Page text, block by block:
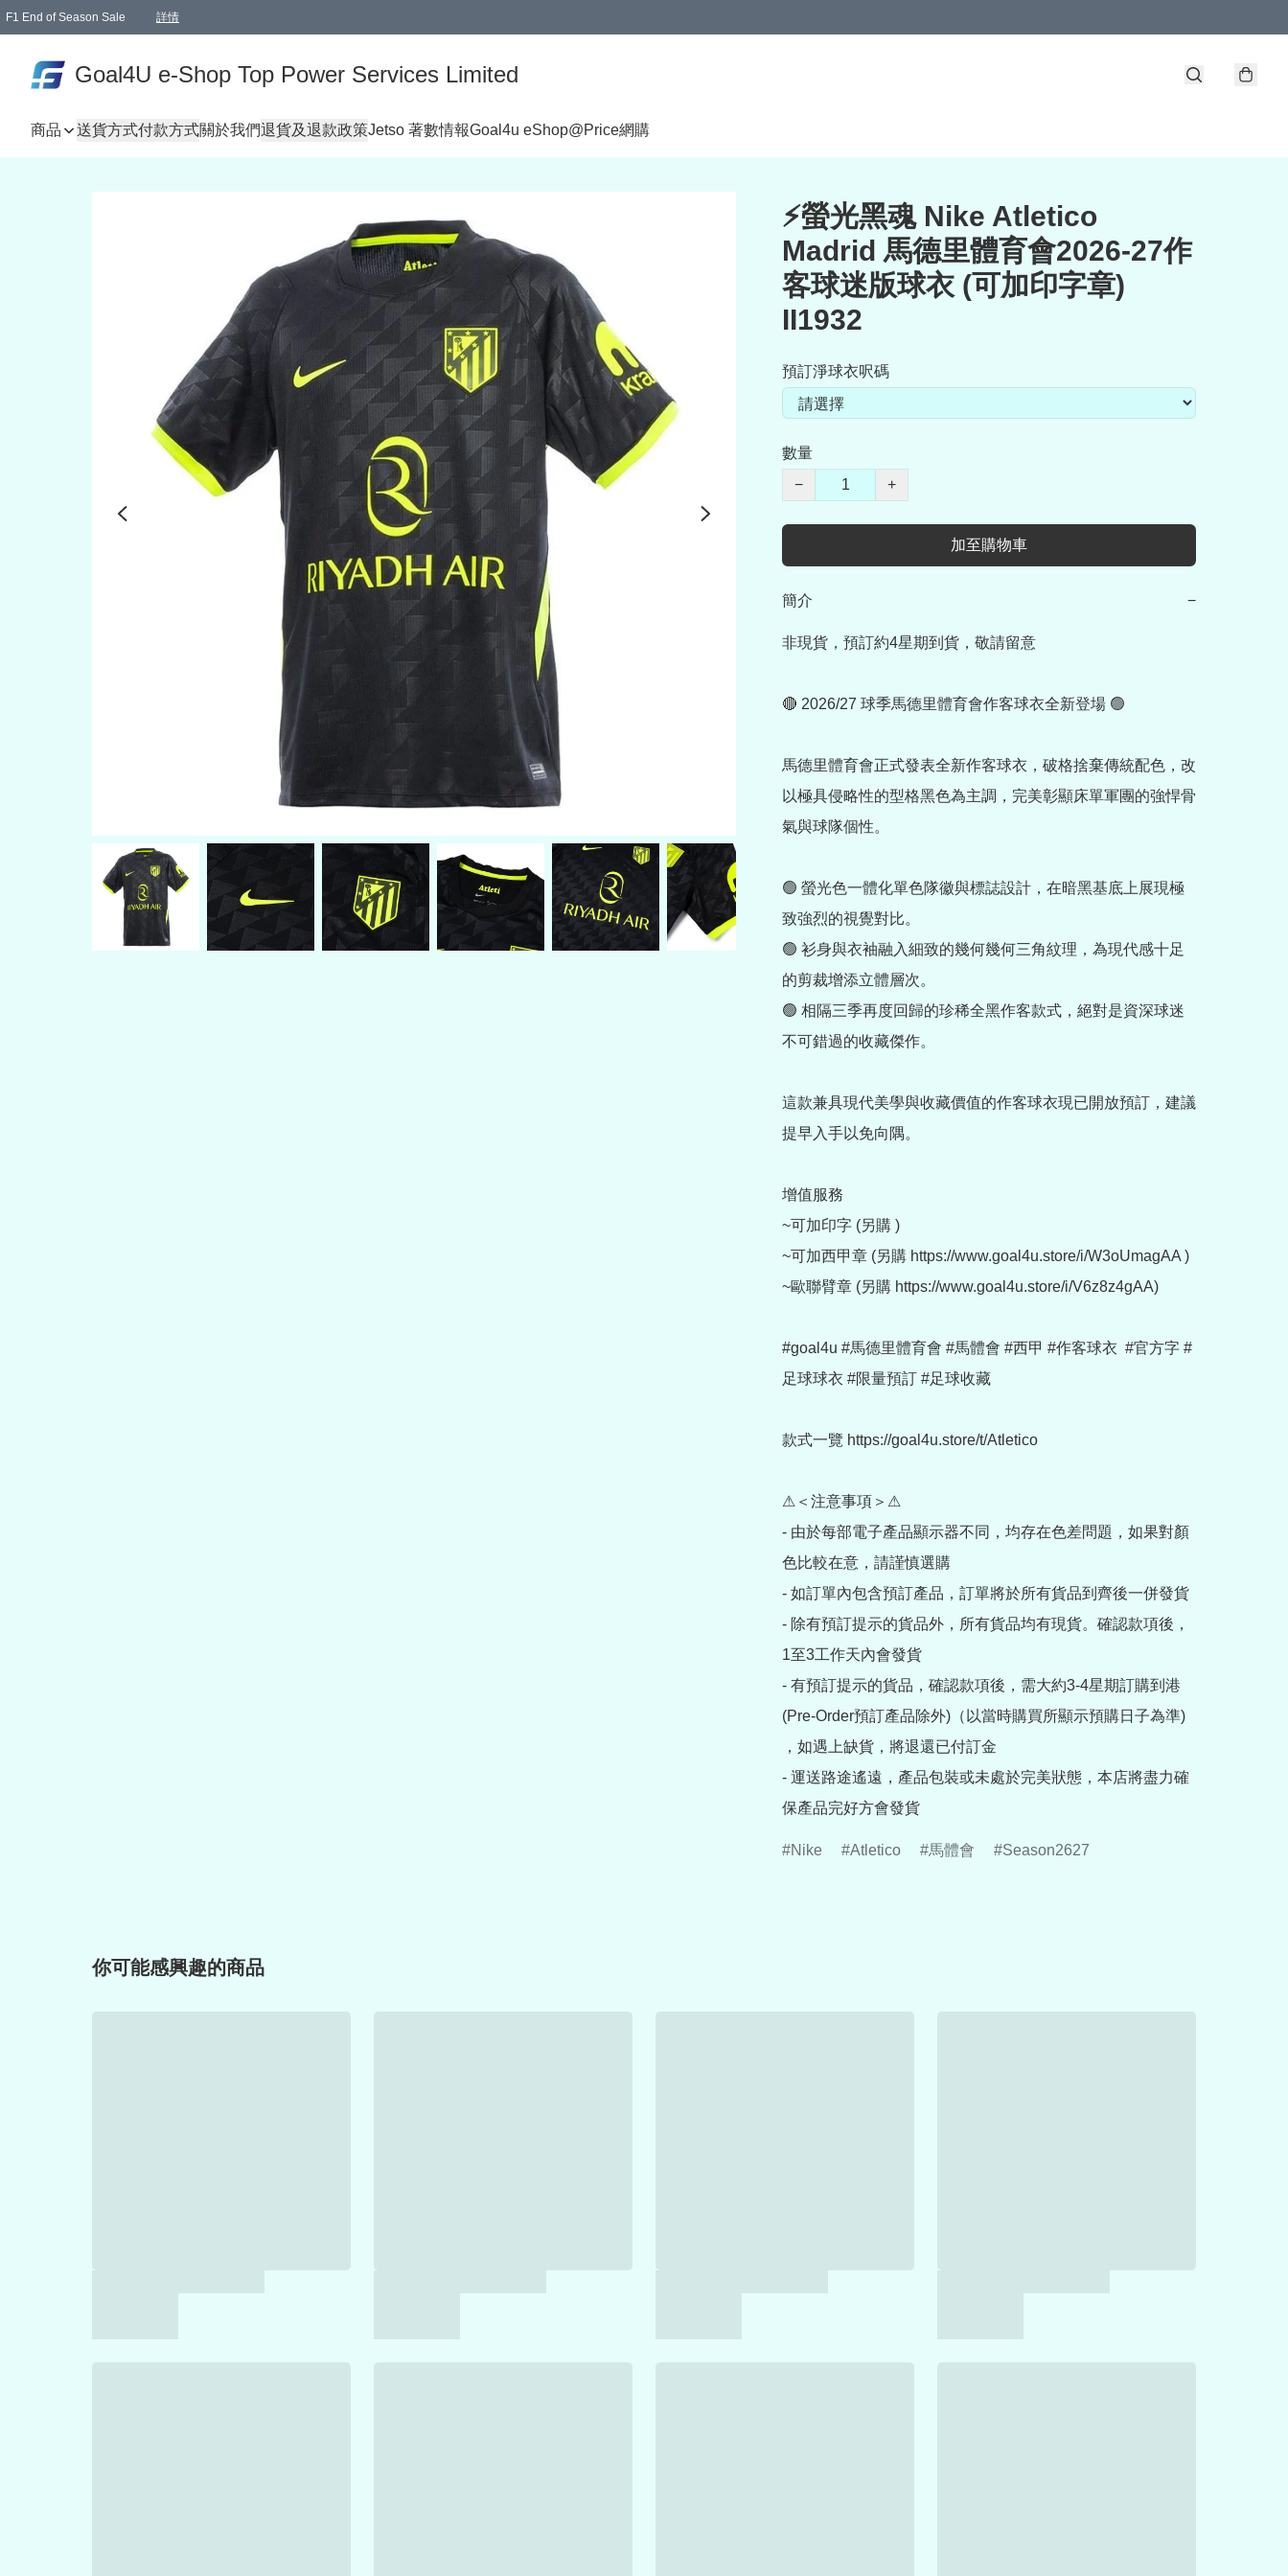
F1 End of Season Sale 詳情
Goal4U e-Shop Top Power Services Limited
商品 送貨方式付款方式關於我們退貨及退款政策Jetso 著數情報Goal4u eShop@Price網購
⚡螢光黑魂 Nike Atletico
Madrid 馬德里體育會2026-27作
客球迷版球衣 (可加印字章)
II1932
預訂淨球衣呎碼
數量
−
+
加至購物車
簡介 −
非現貨，預訂約4星期到貨，敬請留意
🔴 2026/27 球季馬德里體育會作客球衣全新登場 🟢
馬德里體育會正式發表全新作客球衣，破格捨棄傳統配色，改
以極具侵略性的型格黑色為主調，完美彰顯床單軍團的強悍骨
氣與球隊個性。
🟢 螢光色一體化單色隊徽與標誌設計，在暗黑基底上展現極
致強烈的視覺對比。
🟢 衫身與衣袖融入細致的幾何幾何三角紋理，為現代感十足
的剪裁增添立體層次。
🟢 相隔三季再度回歸的珍稀全黑作客款式，絕對是資深球迷
不可錯過的收藏傑作。
這款兼具現代美學與收藏價值的作客球衣現已開放預訂，建議
提早入手以免向隅。
增值服務
~可加印字 (另購 )
~可加西甲章 (另購 https://www.goal4u.store/i/W3oUmagAA )
~歐聯臂章 (另購 https://www.goal4u.store/i/V6z8z4gAA)
#goal4u #馬德里體育會 #馬體會 #西甲 #作客球衣  #官方字 #
足球球衣 #限量預訂 #足球收藏
款式一覽 https://goal4u.store/t/Atletico
⚠＜注意事項＞⚠
- 由於每部電子產品顯示器不同，均存在色差問題，如果對顏
色比較在意，請謹慎選購
- 如訂單內包含預訂產品，訂單將於所有貨品到齊後一併發貨
- 除有預訂提示的貨品外，所有貨品均有現貨。確認款項後，
1至3工作天內會發貨
- 有預訂提示的貨品，確認款項後，需大約3-4星期訂購到港
(Pre-Order預訂產品除外)（以當時購買所顯示預購日子為準)
，如遇上缺貨，將退還已付訂金
- 運送路途遙遠，產品包裝或未處於完美狀態，本店將盡力確
保產品完好方會發貨
Nike Atletico 馬體會 Season2627
你可能感興趣的商品